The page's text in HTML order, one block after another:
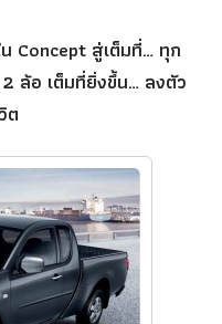
Concept สู่เต็มที่… ทุก
ล้อ เต็มที่ยิ่งขึ้น… ลงตัว
ต